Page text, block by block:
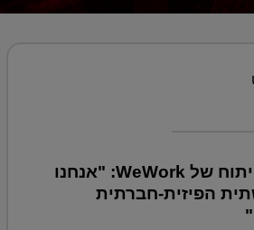
מנהל מרכז הפיתוח של WeWork: "אנחנו
הפיזית-חברתית